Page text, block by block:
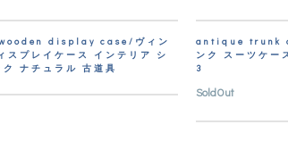
display case/ヴィン
スプレイケース インテリア シ
ク ナチュラル 古道具
antique trunk
ンク スーツケー
3
SoldOut